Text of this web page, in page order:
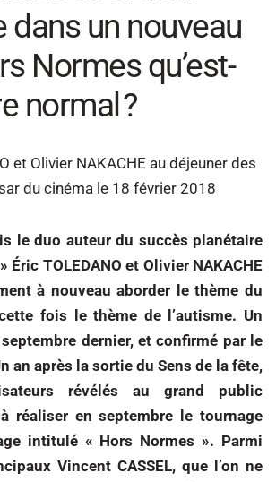
dans un nouveau
Normes qu’est-
normal ?
le duo auteur du succès planétaire
Éric TOLEDANO et Olivier NAKACHE
à nouveau aborder le thème du
fois le thème de l’autisme. Un
dernier, et confirmé par le
an après la sortie du Sens de la fête,
révélés au grand public
réaliser en septembre le tournage
intitulé « Hors Normes ». Parmi
Vincent CASSEL, que l’on ne